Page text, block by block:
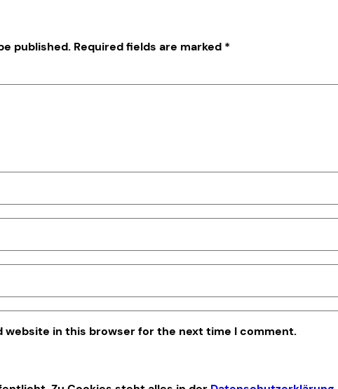
published. Required fields are marked *
website in this browser for the next time I comment.